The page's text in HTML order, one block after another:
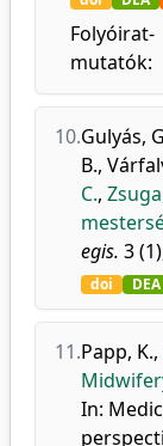
Folyóirat-
mutatók:
10.Gulyás,
B.,
C.,
egis. 3
doi DEA
11.Papp, K.,
In: